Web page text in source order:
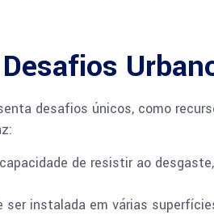
desafios únicos, como
de resistir ao
ser instalada em várias